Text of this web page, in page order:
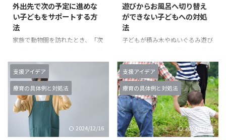
寝を拒否してぐずるのは、子ども
が遊びの楽しさに夢中になり、体
が疲れていても眠ることを受け入
れられないためです。本記事で
への対 ...
に外出できるのだろう」と悩むこ
とが多いのではないでしょうか。
子どもが家族の外出を嫌がる理由
には、いくつかの背景がありま
解説する ...
外出先で次の予定に進めな
い子どもをサポートする方
法
家族で動物園を訪れたとき、「次
が声をかけたものの、子どもは
「まだ動物を見たい！」と強く主
張してその場から動こうとしな
い。親が手を引いて連れて行こう
とすると、「いやだ！まだ見てな
い！」と大声を上げて泣き出し、
他の家族や周りの人も困惑してし
まう状況です。このような場面
遊びからお風呂へ切り替え
ができない子どもへの対処
法
子どもが積み木やぬいぐるみ遊び
「お風呂に入る時間だよ」と声を
かけると、「まだ遊びたい！」と
反発します。親が片付けを促して
も、手を止めることなく「いや
だ！」と叫び、さらにはおもちゃ
を放り出したり、その場から動か
なくなることもあります。最終的
には泣きながら抵抗し、お風呂に
支援アイデア
療育の具体例と対処法
2024/12/16
支援アイデア
療育の具体例と対処法
2024/12/16